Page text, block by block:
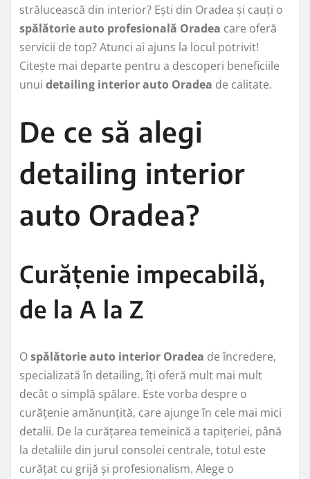
strălucească din interior? Ești din Oradea și cauți o
spălătorie auto profesională Oradea care oferă
servicii de top? Atunci ai ajuns la locul potrivit!
Citește mai departe pentru a descoperi beneficiile
unui detailing interior auto Oradea de calitate.
De ce să alegi
detailing interior
auto Oradea?
Curățenie impecabilă,
de la A la Z
Ospălătorie auto interior Oradea de încredere,
specializată în detailing, îți oferă mult mai mult
decât o simplă spălare. Este vorba despre o
curățenie amănunțită, care ajunge în cele mai mici
detalii. De la curățarea temeinică a tapițeriei, până
la detaliile din jurul consolei centrale, totul este
curățat cu grijă și profesionalism. Alege o